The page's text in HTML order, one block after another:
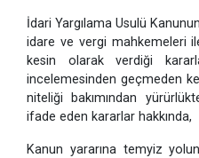
İdari Yargılama Usulü
idare ve vergi mahkemeleri
kesin olarak verdiği
incelemesinden geçmeden
niteliği bakımından
ifade eden kararlar hakkında,
Kanun yararına temyiz